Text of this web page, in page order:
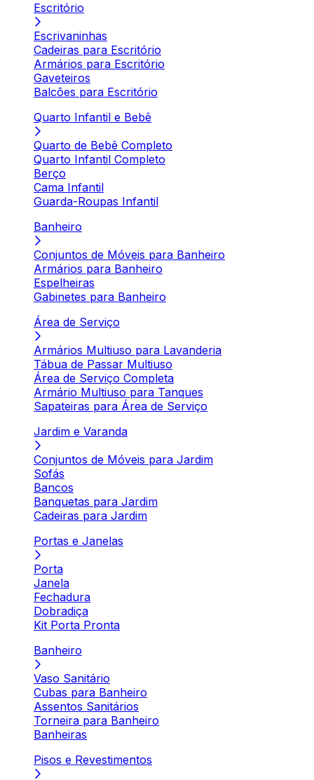
Escritório
Escrivaninhas
Cadeiras para Escritório
Armários para Escritório
Gaveteiros
Balcões para Escritório
Quarto Infantil e Bebê
Quarto de Bebê Completo
Quarto Infantil Completo
Berço
Cama Infantil
Guarda-Roupas Infantil
Banheiro
Conjuntos de Móveis para Banheiro
Armários para Banheiro
Espelheiras
Gabinetes para Banheiro
Área de Serviço
Armários Multiuso para Lavanderia
Tábua de Passar Multiuso
Área de Serviço Completa
Armário Multiuso para Tanques
Sapateiras para Área de Serviço
Jardim e Varanda
Conjuntos de Móveis para Jardim
Sofás
Bancos
Banquetas para Jardim
Cadeiras para Jardim
Portas e Janelas
Porta
Janela
Fechadura
Dobradiça
Kit Porta Pronta
Banheiro
Vaso Sanitário
Cubas para Banheiro
Assentos Sanitários
Torneira para Banheiro
Banheiras
Pisos e Revestimentos